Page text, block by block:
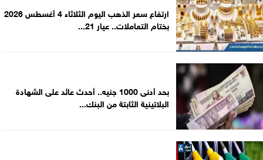
ارتفاع سعر الذهب اليوم الثلاثاء 4 أغسطس 2026
بختام التعاملات.. عيار 21...
بحد أدنى 1000 جنيه.. أحدث عائد على الشهادة
البلاتينية الثابتة من البنك...